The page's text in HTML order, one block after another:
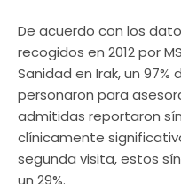
De acuerdo con los
recogidos en 2012 por
Sanidad en Irak, un
personaron para
admitidas reportaron
clínicamente
segunda visita, estos
un 29%.